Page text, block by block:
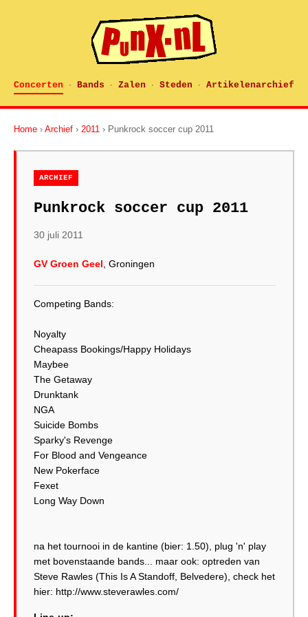
Concerten · Bands · Zalen · Steden · Artikelenarchief
Home › Archief › 2011 › Punkrock soccer cup 2011
ARCHIEF
Punkrock soccer cup 2011
30 juli 2011
GV Groen Geel , Groningen
Competing Bands:
Noyalty
Cheapass Bookings/Happy Holidays
Maybee
The Getaway
Drunktank
NGA
Suicide Bombs
Sparky's Revenge
For Blood and Vengeance
New Pokerface
Fexet
Long Way Down
na het tournooi in de kantine (bier: 1.50), plug 'n' play
met bovenstaande bands... maar ook: optreden van
Steve Rawles (This Is A Standoff, Belvedere), check het
hier: http://www.steverawles.com/